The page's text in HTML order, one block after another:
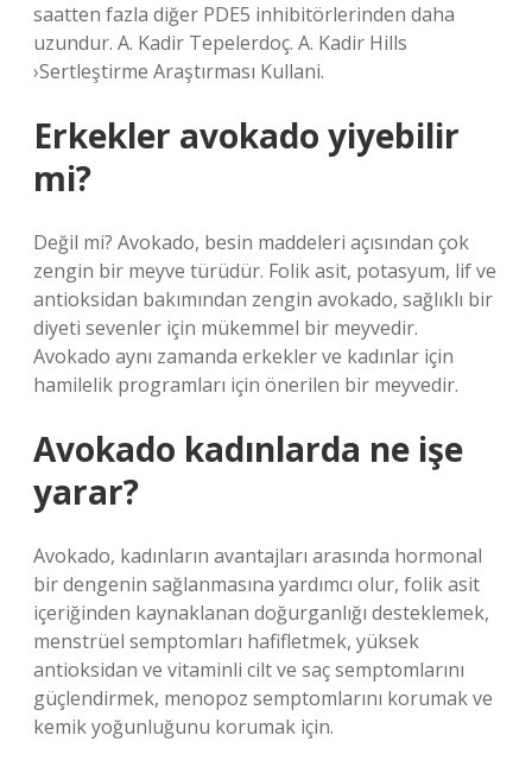
saatten fazla diğer PDE5 inhibitörlerinden daha
uzundur. A. Kadir Tepelerdoç. A. Kadir Hills
›Sertleştirme Araştırması Kullani.
Erkekler avokado yiyebilir
mi?
Değil mi? Avokado, besin maddeleri açısından çok
zengin bir meyve türüdür. Folik asit, potasyum, lif ve
antioksidan bakımından zengin avokado, sağlıklı bir
diyeti sevenler için mükemmel bir meyvedir.
Avokado aynı zamanda erkekler ve kadınlar için
hamilelik programları için önerilen bir meyvedir.
Avokado kadınlarda ne işe
yarar?
Avokado, kadınların avantajları arasında hormonal
bir dengenin sağlanmasına yardımcı olur, folik asit
içeriğinden kaynaklanan doğurganlığı desteklemek,
menstrüel semptomları hafifletmek, yüksek
antioksidan ve vitaminli cilt ve saç semptomlarını
güçlendirmek, menopoz semptomlarını korumak ve
kemik yoğunluğunu korumak için.